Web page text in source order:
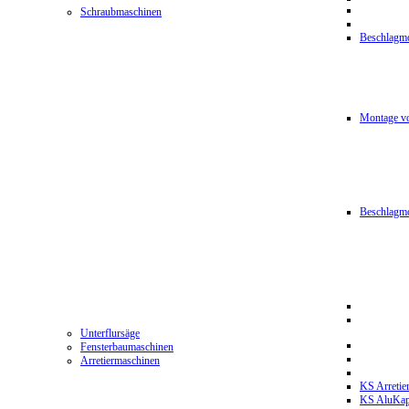
Schraubmaschinen
Montage
Unterflursäge
Fensterbaumaschinen
Arretiermaschinen
KS
KS